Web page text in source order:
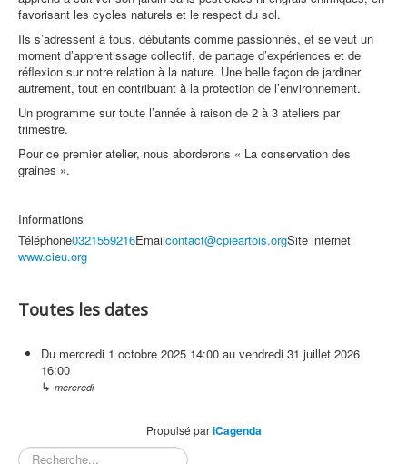
favorisant les cycles naturels et le respect du sol.
Ils s’adressent à tous, débutants comme passionnés, et se veut un
moment d’apprentissage collectif, de partage d’expériences et de
réflexion sur notre relation à la nature. Une belle façon de jardiner
autrement, tout en contribuant à la protection de l’environnement.
Un programme sur toute l’année à raison de 2 à 3 ateliers par
trimestre.
Pour ce premier atelier, nous aborderons « La conservation des
graines ».
Informations
Téléphone0321559216Emailcontact@cpieartois.orgSite internet
www.cieu.org
Toutes les dates
Du mercredi 1 octobre 2025 14:00 au vendredi 31 juillet 2026
16:00
↳ mercredi
Propulsé pariCagenda
Rechercher